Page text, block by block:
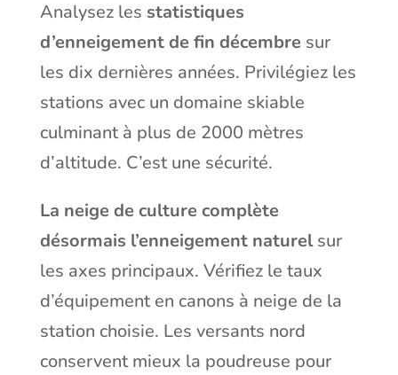
Analysez les statistiques
d’enneigement de fin décembre sur
les dix dernières années. Privilégiez les
stations avec un domaine skiable
culminant à plus de 2000 mètres
d’altitude. C’est une sécurité.
La neige de culture complète
désormais l’enneigement naturelsur
les axes principaux. Vérifiez le taux
d’équipement en canons à neige de la
station choisie. Les versants nord
conservent mieux la poudreuse pour